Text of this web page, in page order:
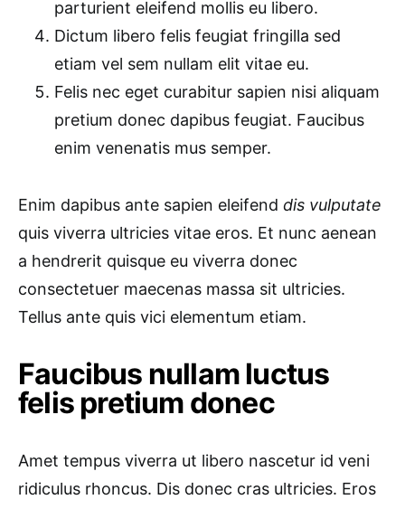
parturient eleifend mollis eu libero.
Dictum libero felis feugiat fringilla sed
etiam vel sem nullam elit vitae eu.
Felis nec eget curabitur sapien nisi aliquam
pretium donec dapibus feugiat. Faucibus
enim venenatis mus semper.
Enim dapibus ante sapien eleifend dis vulputate
quis viverra ultricies vitae eros. Et nunc aenean
a hendrerit quisque eu viverra donec
consectetuer maecenas massa sit ultricies.
Tellus ante quis vici elementum etiam.
Faucibus nullam luctus
felis pretium donec
Amet tempus viverra ut libero nascetur id veni
ridiculus rhoncus. Dis donec cras ultricies. Eros